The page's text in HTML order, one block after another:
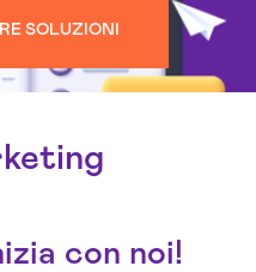
SOLUZIONI
con noi!